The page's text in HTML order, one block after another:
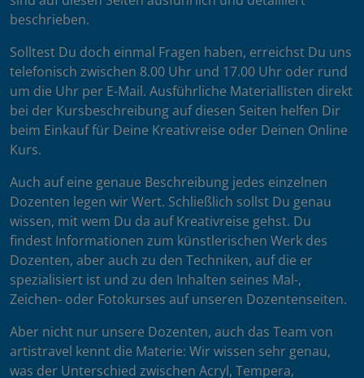
beschrieben.
Solltest Du doch einmal Fragen haben, erreichst Du uns
telefonisch zwischen 8.00 Uhr und 17.00 Uhr oder rund
um die Uhr per E-Mail. Ausführliche Materiallisten direkt
bei der Kursbeschreibung auf diesen Seiten helfen Dir
beim Einkauf für Deine Kreativreise oder Deinen Online
Kurs.
Auch auf eine genaue Beschreibung jedes einzelnen
Dozenten legen wir Wert. Schließlich sollst Du genau
wissen, mit wem Du da auf Kreativreise gehst. Du
findest Informationen zum künstlerischen Werk des
Dozenten, aber auch zu den Techniken, auf die er
spezialisiert ist und zu den Inhalten seines Mal-,
Zeichen- oder Fotokurses auf unseren Dozentenseiten.
Aber nicht nur unsere Dozenten, auch das Team von
artistravel kennt die Materie: Wir wissen sehr genau,
was der Unterschied zwischen Acryl, Tempera,